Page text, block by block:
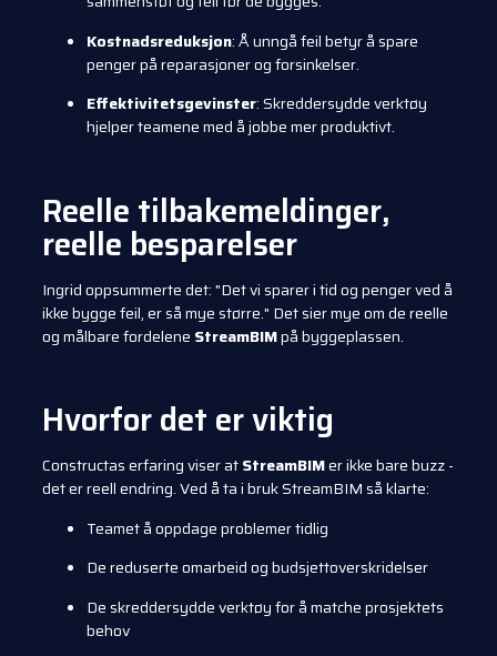
Kostnadsreduksjon: Å unngå feil betyr å spare
penger på reparasjoner og forsinkelser.
Effektivitetsgevinster: Skreddersydde verktøy
hjelper teamene med å jobbe mer produktivt.
Reelle tilbakemeldinger,
reelle besparelser
Ingrid oppsummerte det: "Det vi sparer i tid og penger ved å
ikke bygge feil, er så mye større." Det sier mye om de reelle
og målbare fordelene StreamBIMpå byggeplassen.
Hvorfor det er viktig
Constructas erfaring viser atStreamBIMer ikke bare buzz -
det er reell endring. Ved å ta i bruk StreamBIM så klarte:
Teamet å oppdage problemer tidlig
De reduserte omarbeid og budsjettoverskridelser
De skreddersydde verktøy for å matche prosjektets
behov